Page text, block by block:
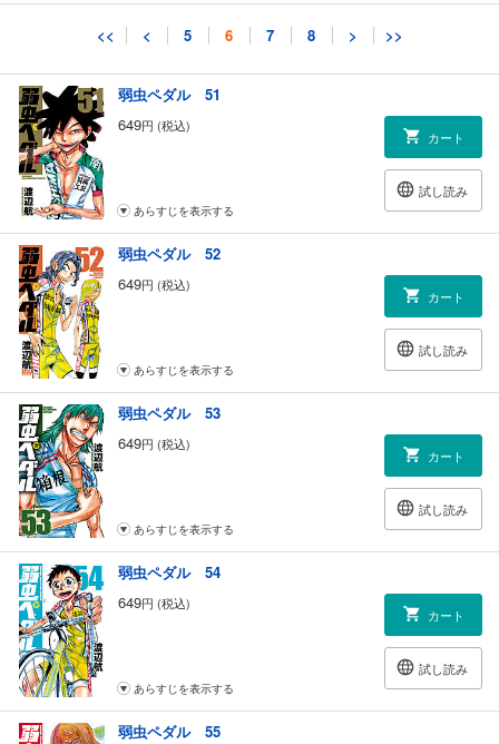
<< < 5 6 7 8 > >>
弱虫ペダル 51
649円 (税込)
カート
試し読み
あらすじを表示する
弱虫ペダル 52
649円 (税込)
カート
試し読み
あらすじを表示する
弱虫ペダル 53
649円 (税込)
カート
試し読み
あらすじを表示する
弱虫ペダル 54
649円 (税込)
カート
試し読み
あらすじを表示する
弱虫ペダル 55